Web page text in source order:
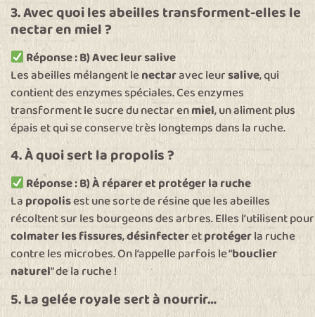
3. Avec quoi les abeilles transforment-elles le
nectar en miel ?
Réponse : B) Avec leur salive
Les abeilles mélangent lenectaravec leursalive, qui
contient des enzymes spéciales. Ces enzymes
transforment le sucre du nectar enmiel, un aliment plus
épais et qui se conserve très longtemps dans la ruche.
4. À quoi sert la propolis ?
Réponse : B) À réparer et protéger la ruche
Lapropolisest une sorte de résine que les abeilles
récoltent sur les bourgeons des arbres. Elles l’utilisent pour
colmater les fissures,désinfecteretprotégerla ruche
contre les microbes. On l’appelle parfois le “bouclier
naturel” de la ruche !
5. La gelée royale sert à nourrir…